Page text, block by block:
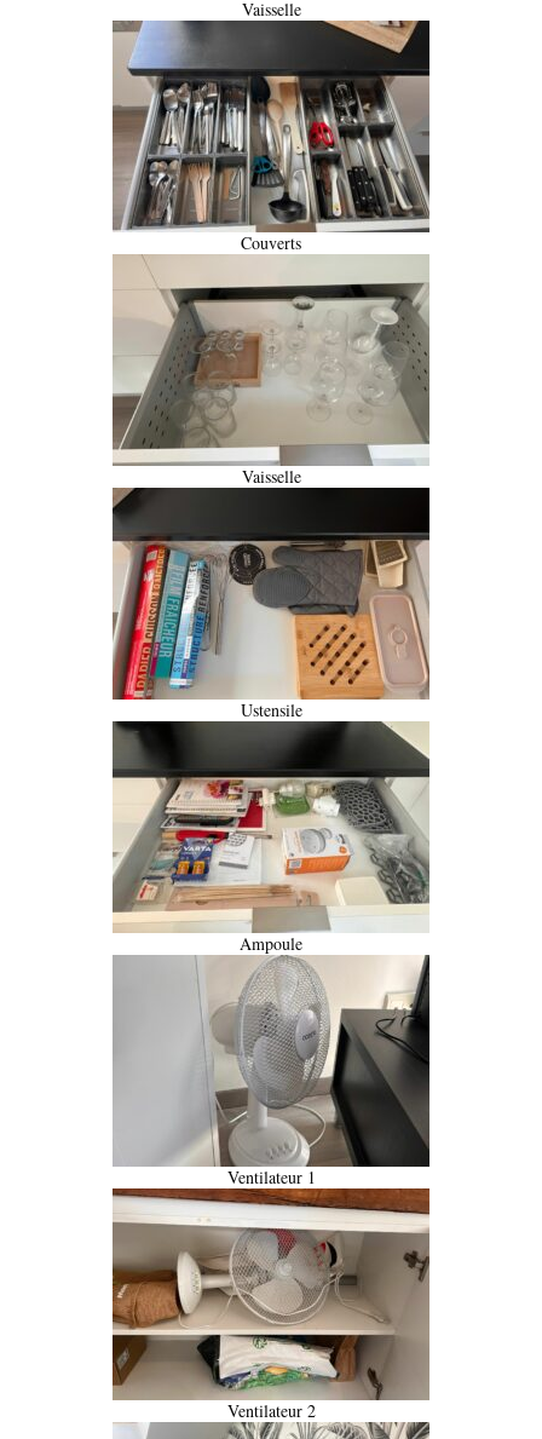
Vaisselle
Couverts
Vaisselle
Ustensile
Ampoule
Ventilateur 1
Ventilateur 2